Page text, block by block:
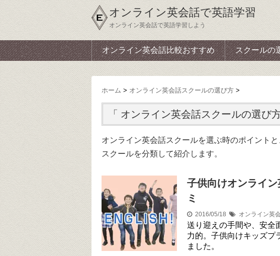
オンライン英会話で英語学習
オンライン英会話で英語学習しよう
オンライン英会話比較おすすめ スクールの
ホーム > オンライン英会話スクールの選び方 >
「 オンライン英会話スクールの選び
オンライン英会話スクールを選ぶ時のポイント
スクールを分類して紹介します。
子供向けオンライ
ミ
2016/05/18 オンライン英
送り迎えの手間や、安全
力的。子供向けキッズプ
ました。